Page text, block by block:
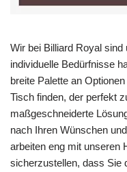
Wir bei Billiard Royal
individuelle Bedürfnisse
breite Palette an
Tisch finden, der perfekt
maßgeschneiderte
nach Ihren Wünschen
arbeiten eng mit unseren
sicherzustellen, dass Sie